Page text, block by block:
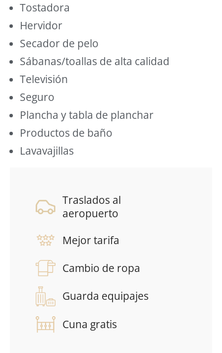
Tostadora
Hervidor
Secador de pelo
Sábanas/toallas de alta calidad
Televisión
Seguro
Plancha y tabla de planchar
Productos de baño
Lavavajillas
Traslados al
aeropuerto
Mejor tarifa
Cambio de ropa
Guarda equipajes
Cuna gratis